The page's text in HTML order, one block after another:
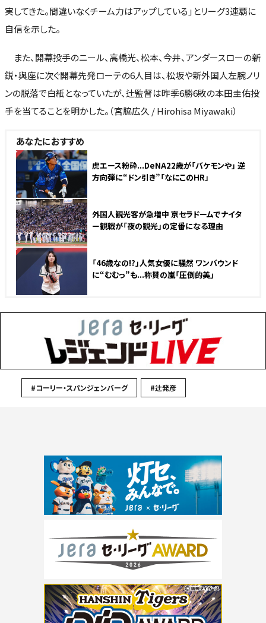
実してきた。間違いなくチーム力はアップしている」とリーグ3連覇に
自信を示した。
また、開幕投手のニール、高橋光、松本、今井、アンダースローの新
鋭・與座に次ぐ開幕先発ローテの6人目は、松坂や新外国人左腕ノリ
ンの脱落で白紙となっていたが、辻監督は昨季6勝6敗の本田圭佑投
手を当てることを明かした。（宮脇広久 / Hirohisa Miyawaki）
あなたにおすすめ
NEW
虎エース粉砕...DeNA22歳が「バケモンや」 逆
方向弾に“ドン引き”「なにこのHR」
外国人観光客が急増中 京セラドームでナイタ
ー観戦が「夜の観光」の定番になる理由
NEW
「46歳なの!?」人気女優に騒然 ワンバウンド
に“むむっ”も...称賛の嵐「圧倒的美」
#コーリー・スパンジェンバーグ #辻発彦